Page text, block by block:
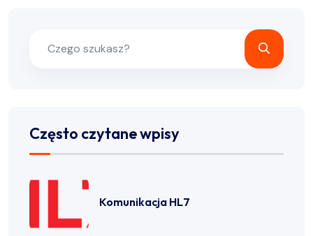
Często czytane wpisy
Komunikacja HL7